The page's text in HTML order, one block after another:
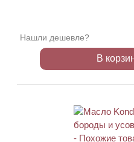
Нашли дешевле?
В